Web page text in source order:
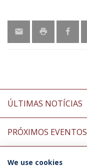
ÚLTIMAS NOTÍCIAS
PRÓXIMOS EVENTOS
We use cookies